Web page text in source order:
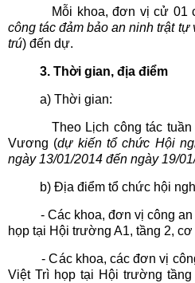
Mỗi khoa, đơn vị cử 01
công tác đảm bảo an ninh trật
trú) đến dự.
3. Thời gian, địa điểm
a) Thời gian:
Theo Lịch công tác tuần
Vương (dự kiến tổ chức Hội
ngày 13/01/2014 đến ngày 19/
b) Địa điểm tổ chức hội
- Các khoa, đơn vị công an
họp tại Hội trường A1, tầng 2,
- Các khoa, các đơn vị công
Việt Trì họp tại Hội trường